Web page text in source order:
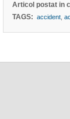
Articol postat in
TAGS: accident